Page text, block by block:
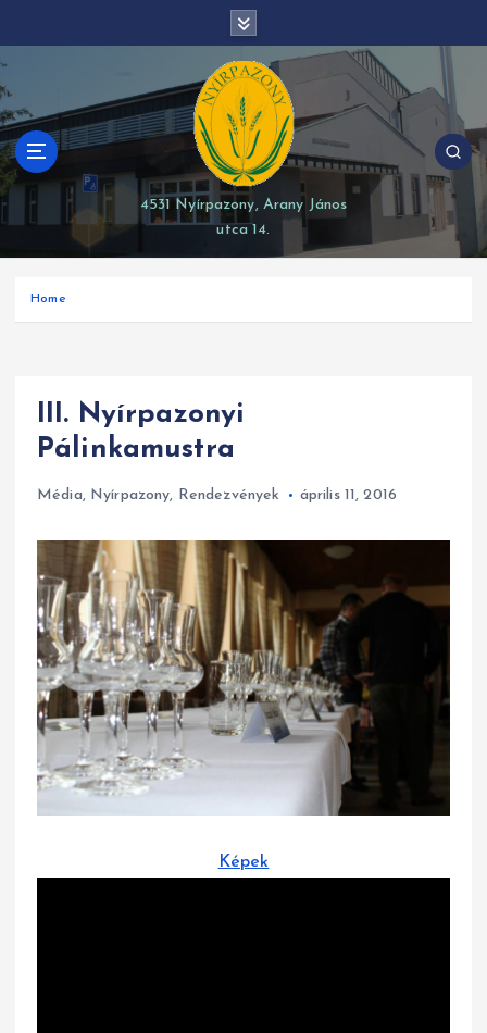
i
p
t
o
c
o
e
4531 Nyírpazony, Arany János
utca 14.
Home
III. Nyírpazonyi
Pálinkamustra
Média, Nyírpazony, Rendezvények április 11, 2016
Képek
modal-check